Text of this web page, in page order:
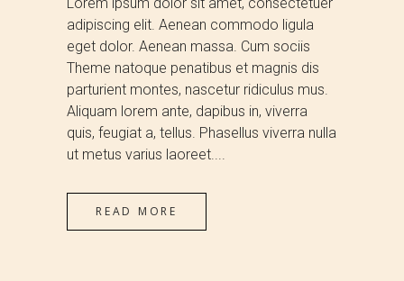
adipiscing elit. Aenean commodo ligula
eget dolor. Aenean massa. Cum sociis
Theme natoque penatibus et magnis dis
parturient montes, nascetur ridiculus mus.
Aliquam lorem ante, dapibus in, viverra
quis, feugiat a, tellus. Phasellus viverra nulla
ut metus varius laoreet....
READ MORE